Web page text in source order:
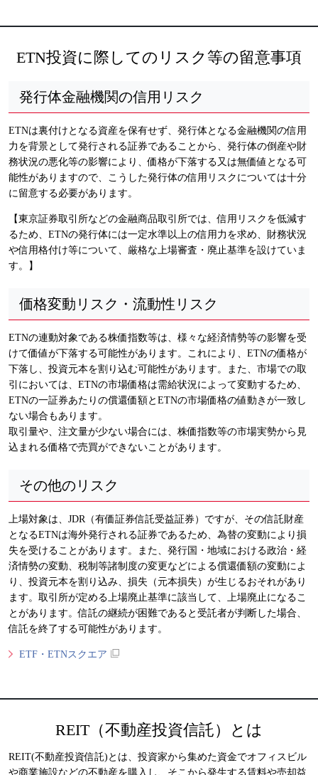
ETN投資に際してのリスク等の留意事項
発行体金融機関の信用リスク
ETNは裏付けとなる資産を保有せず、発行体となる金融機関の信用
力を背景として発行される証券であることから、発行体の倒産や財
務状況の悪化等の影響により、価格が下落する又は無価値となる可
能性がありますので、こうした発行体の信用リスクについては十分
に留意する必要があります。
【東京証券取引所などの金融商品取引所では、信用リスクを低減す
るため、ETNの発行体には一定水準以上の信用力を求め、財務状況
や信用格付け等について、厳格な上場審査・廃止基準を設けていま
す。】
価格変動リスク・流動性リスク
ETNの連動対象である株価指数等は、様々な経済情勢等の影響を受
けて価値が下落する可能性があります。これにより、ETNの価格が
下落し、投資元本を割り込む可能性があります。また、市場での取
引においては、ETNの市場価格は需給状況によって変動するため、
ETNの一証券あたりの償還価額とETNの市場価格の値動きが一致し
ない場合もあります。
取引量や、注文量が少ない場合には、株価指数等の市場実勢から見
込まれる価格で売買ができないことがあります。
その他のリスク
上場対象は、JDR（有価証券信託受益証券）ですが、その信託財産
となるETNは海外発行される証券であるため、為替の変動により損
失を受けることがあります。また、発行国・地域における政治・経
済情勢の変動、税制等諸制度の変更などによる償還価額の変動によ
り、投資元本を割り込み、損失（元本損失）が生じるおそれがあり
ます。取引所が定める上場廃止基準に該当して、上場廃止になるこ
とがあります。信託の継続が困難であると受託者が判断した場合、
信託を終了する可能性があります。
ETF・ETNスクエア
REIT（不動産投資信託）とは
REIT(不動産投資信託)とは、投資家から集めた資金でオフィスビル
や商業施設などの不動産を購入し、そこから発生する賃料や売却益